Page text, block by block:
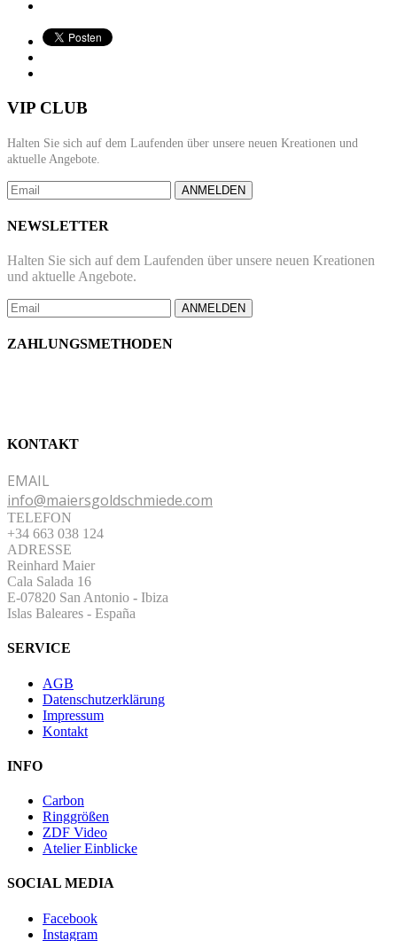
VIP CLUB
Halten Sie sich auf dem Laufenden über unsere neuen Kreationen und
aktuelle Angebote.
ANMELDEN
NEWSLETTER
Halten Sie sich auf dem Laufenden über unsere neuen Kreationen
und aktuelle Angebote.
ANMELDEN
ZAHLUNGSMETHODEN
KONTAKT
EMAIL
info@maiersgoldschmiede.com
TELEFON
+34 663 038 124
ADRESSE
Reinhard Maier
Cala Salada 16
E-07820 San Antonio - Ibiza
Islas Baleares - España
SERVICE
AGB
Datenschutzerklärung
Impressum
Kontakt
INFO
Carbon
Ringgrößen
ZDF Video
Atelier Einblicke
SOCIAL MEDIA
Facebook
Instagram